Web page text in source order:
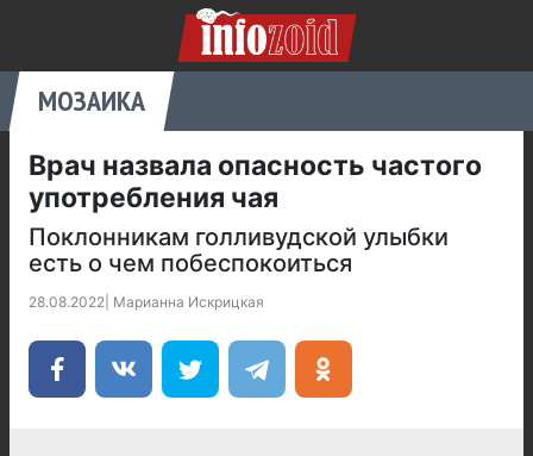
МОЗАИКА
Врач назвала опасность частого
употребления чая
Поклонникам голливудской улыбки
есть о чем побеспокоиться
28.08.2022 Марианна Искрицкая